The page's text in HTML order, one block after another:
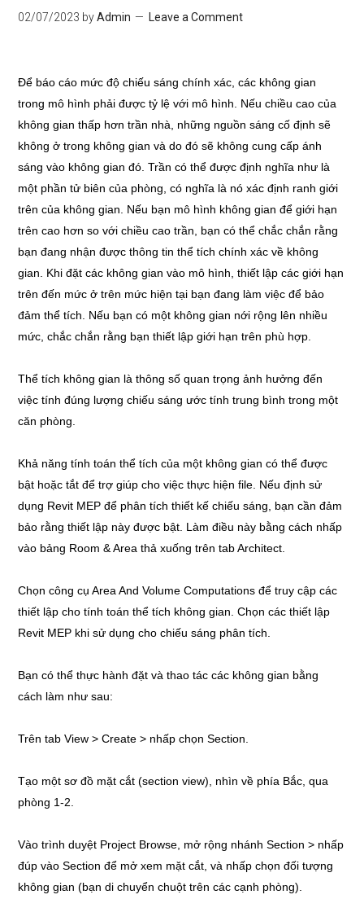
02/07/2023 byAdmin Leave a Comment
Để báo cáo mức độ chiếu sáng chính xác, các không gian
trong mô hình phải được tỷ lệ với mô hình. Nếu chiều cao của
không gian thấp hơn trần nhà, những nguồn sáng cố định sẽ
không ở trong không gian và do đó sẽ không cung cấp ánh
sáng vào không gian đó. Trần có thể được định nghĩa như là
một phần tử biên của phòng, có nghĩa là nó xác định ranh giới
trên của không gian. Nếu bạn mô hình không gian để giới hạn
trên cao hơn so với chiều cao trần, bạn có thể chắc chắn rằng
bạn đang nhận được thông tin thể tích chính xác về không
gian. Khi đặt các không gian vào mô hình, thiết lập các giới hạn
trên đến mức ở trên mức hiện tại bạn đang làm việc để bảo
đảm thể tích. Nếu bạn có một không gian nới rộng lên nhiều
mức, chắc chắn rằng bạn thiết lập giới hạn trên phù hợp.
Thể tích không gian là thông số quan trọng ảnh hưởng đến
việc tính đúng lượng chiếu sáng ước tính trung bình trong một
căn phòng.
Khả năng tính toán thể tích của một không gian có thể được
bật hoặc tắt để trợ giúp cho việc thực hiện file. Nếu định sử
dụng Revit MEP để phân tích thiết kế chiếu sáng, bạn cần đảm
bảo rằng thiết lập này được bật. Làm điều này bằng cách nhấp
vào bảng Room & Area thả xuống trên tab Architect.
Chọn công cụ Area And Volume Computations để truy cập các
thiết lập cho tính toán thể tích không gian. Chọn các thiết lập
Revit MEP khi sử dụng cho chiếu sáng phân tích.
Bạn có thể thực hành đặt và thao tác các không gian bằng
cách làm như sau:
Trên tab View > Create > nhấp chọn Section.
Tạo một sơ đồ mặt cắt (section view), nhìn về phía Bắc, qua
phòng 1-2.
Vào trình duyệt Project Browse, mở rộng nhánh Section > nhấp
đúp vào Section để mở xem mặt cắt, và nhấp chọn đối tượng
không gian (bạn di chuyển chuột trên các cạnh phòng).